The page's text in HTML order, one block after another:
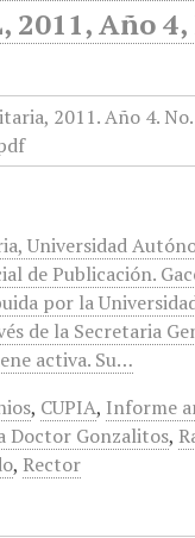
2011, Año 4,
Universidad
de Publicación.
por la
de la Secretaria
activa. Su…
, CUPIA, Informe
Doctor Gonzalitos,
, Rector